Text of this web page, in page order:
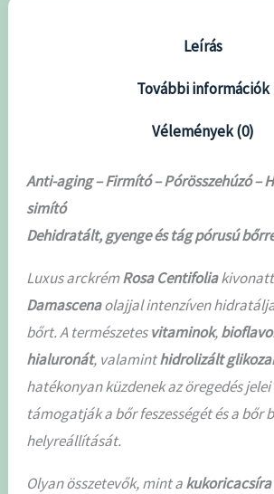
Leírás
További információk
Vélemények (0)
Anti-aging – Firmító – Pórösszehúzó –
simító
Dehidratált, gyenge és tág pórusú
Luxus arckrémRosa Centifolia
Damascenaolajjal intenzíven
bőrt. A természetesvitaminok,
hialuronát, valaminthidrolizált
hatékonyan küzdenek az öregedés jelei
támogatják a bőr feszességét és a bőr
helyreállítását.
Olyan összetevők, mint a